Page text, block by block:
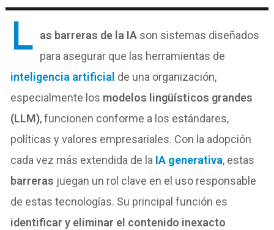
L as barreras de la IA son sistemas diseñados
para asegurar que las herramientas de
inteligencia artificial de una organización,
especialmente los modelos lingüísticos grandes
(LLM), funcionen conforme a los estándares,
políticas y valores empresariales. Con la adopción
cada vez más extendida de la IA generativa, estas
barreras juegan un rol clave en el uso responsable
de estas tecnologías. Su principal función es
identificar y eliminar el contenido inexacto